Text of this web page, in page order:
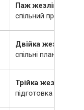
Паж жезлів
спільний проект
Двійка жезлів
спільні плани на
Трійка жезлів
підготовка до